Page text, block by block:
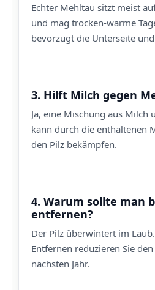
Echter Mehltau sitzt meist
und mag trocken-warme
bevorzugt die Unterseite und
3. Hilft Milch gegen
Ja, eine Mischung aus Milch
kann durch die enthaltenen
den Pilz bekämpfen.
4. Warum sollte man
entfernen?
Der Pilz überwintert im
Entfernen reduzieren Sie
nächsten Jahr.